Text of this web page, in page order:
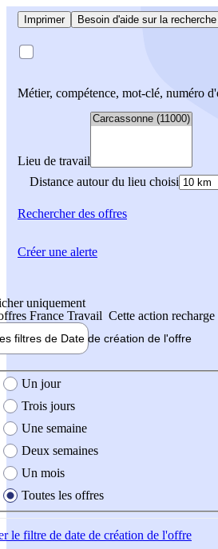
Imprimer Besoin d'aide sur la
Métier, compétence, mot-clé, numéro
Lieu de travail
Distance autour du lieu choisi
Rechercherdes offres
uniquement
France Travail Cette action
filtres de Date de création de l'offre
création de l'offre
Un jour
Trois jours
Une semaine
Deux semaines
Un mois
Toutes les offres
le filtre de date de création de l'offre
Créer une alerte